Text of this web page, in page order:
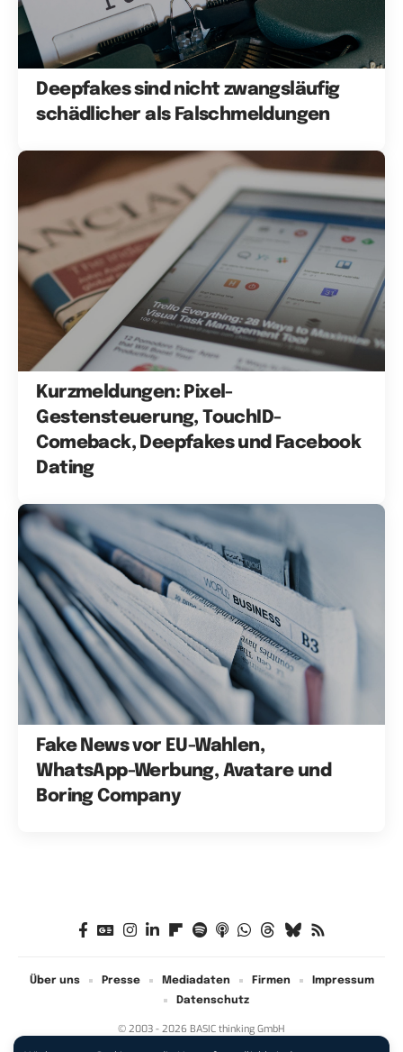
Deepfakes sind nicht zwangsläufig
schädlicher als Falschmeldungen
Kurzmeldungen: Pixel-
Gestensteuerung, TouchID-
Comeback, Deepfakes und Facebook
Dating
Fake News vor EU-Wahlen,
WhatsApp-Werbung, Avatare und
Boring Company
© 2003 - 2026 BASIC thinking GmbH
Über uns Presse Mediadaten Firmen
Impressum
Datenschutz